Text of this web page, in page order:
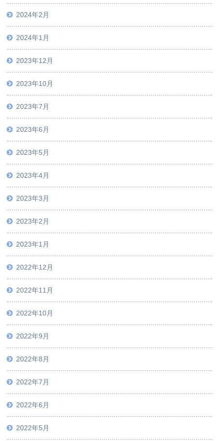
2024年2月
2024年1月
2023年12月
2023年10月
2023年7月
2023年6月
2023年5月
2023年4月
2023年3月
2023年2月
2023年1月
2022年12月
2022年11月
2022年10月
2022年9月
2022年8月
2022年7月
2022年6月
2022年5月